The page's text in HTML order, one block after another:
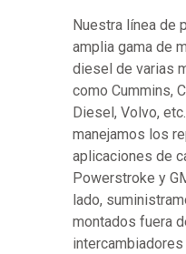
Nuestra línea de
amplia gama de
diesel de varias
como Cummins,
Diesel, Volvo,
manejamos los
aplicaciones de
Powerstroke y
lado,
montados fuera